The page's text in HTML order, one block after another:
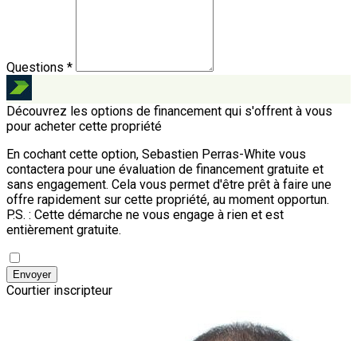
Questions *
Découvrez les options de financement qui s'offrent à vous
pour acheter cette propriété
En cochant cette option, Sebastien Perras-White vous
contactera pour une évaluation de financement gratuite et
sans engagement. Cela vous permet d'être prêt à faire une
offre rapidement sur cette propriété, au moment opportun.
P.S. : Cette démarche ne vous engage à rien et est
entièrement gratuite.
Envoyer
Courtier inscripteur